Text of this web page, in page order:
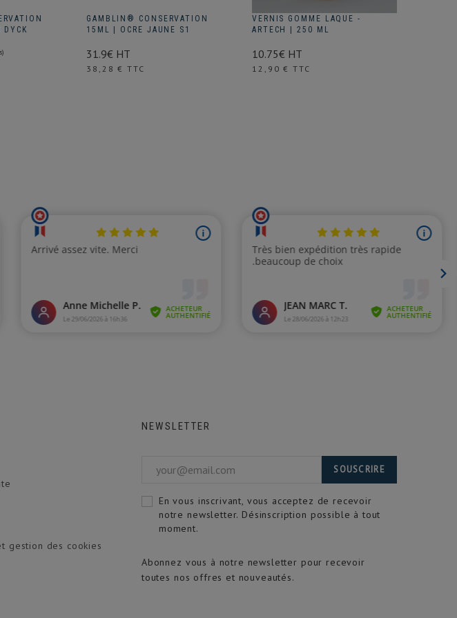
GAMBLIN® CONSERVATION
15ML | OCRE JAUNE S1
31.9€ HT
Prix
38,28 € TTC
VERNIS GOMME LAQUE -
ARTECH | 250 ML
10.75€ HT
Prix
12,90 € TTC
gestion des cookies
NEWSLETTER
Abonnez vous à notre newsletter pour recevoir
toutes nos offres et nouveautés.
SOUSCRIRE
En vous inscrivant, vous acceptez de recevoir
notre newsletter. Désinscription possible à tout
moment.